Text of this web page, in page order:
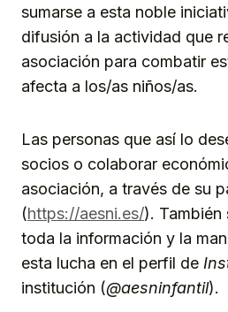
sumarse a esta noble
difusión a la actividad que
asociación para combatir
afecta a los/as niños/as.
Las personas que así lo
socios o colaborar
asociación, a través de su
(https://aesni.es/). También
toda la información y la
esta lucha en el perfil de
institución (@aesninfantil).